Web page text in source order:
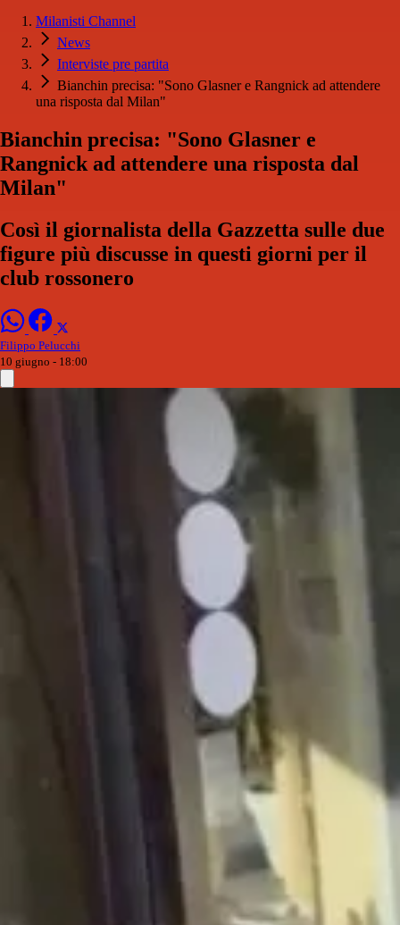
Milanisti Channel
News
Interviste pre partita
Bianchin precisa: "Sono Glasner e Rangnick ad attendere
una risposta dal Milan"
Bianchin precisa: "Sono Glasner e
Rangnick ad attendere una risposta dal
Milan"
Così il giornalista della Gazzetta sulle due
figure più discusse in questi giorni per il
club rossonero
Filippo Pelucchi
10 giugno - 18:00